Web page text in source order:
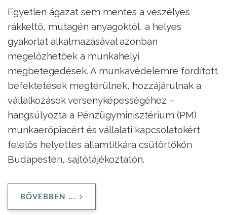
Egyetlen ágazat sem mentes a veszélyes
rákkeltő, mutagén anyagoktól, a helyes
gyakorlat alkalmazásával azonban
megelőzhetőek a munkahelyi
megbetegedések. A munkavédelemre fordított
befektetések megtérülnek, hozzájárulnak a
vállalkozások versenyképességéhez –
hangsúlyozta a Pénzügyminisztérium (PM)
munkaerőpiacért és vállalati kapcsolatokért
felelős helyettes államtitkára csütörtökön
Budapesten, sajtótájékoztatón.
BŐVEBBEN ...